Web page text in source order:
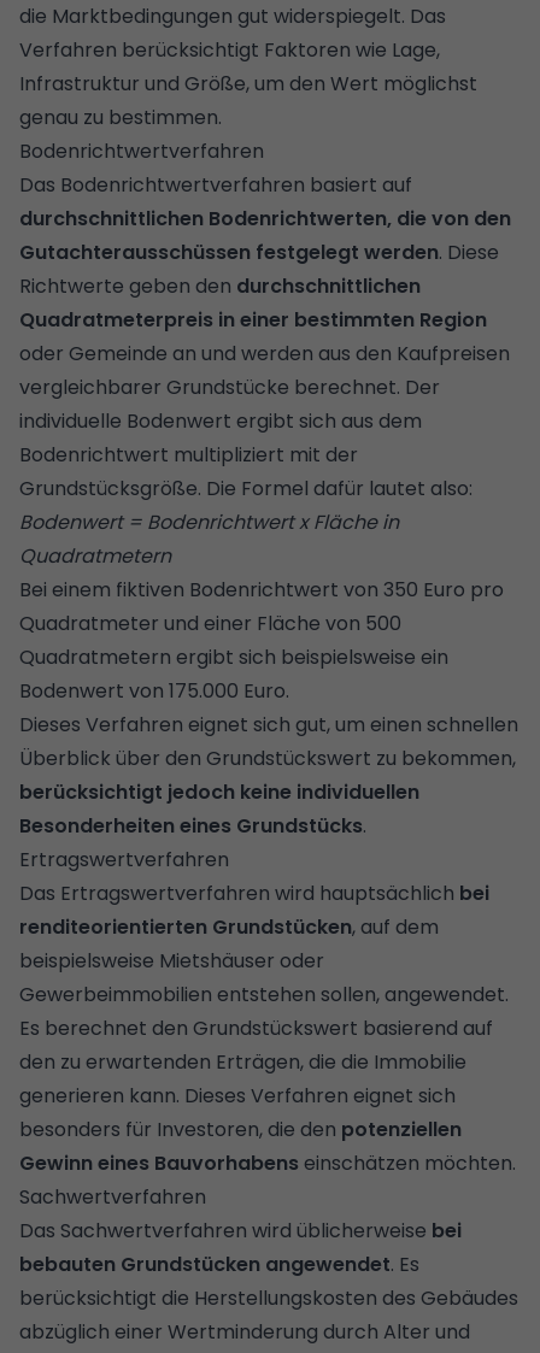
die Marktbedingungen gut widerspiegelt. Das
Verfahren berücksichtigt Faktoren wie Lage,
Infrastruktur und Größe, um den Wert möglichst
genau zu bestimmen.
Bodenrichtwertverfahren
Das Bodenrichtwertverfahren basiert auf
durchschnittlichen Bodenrichtwerten, die von den
Gutachterausschüssen festgelegt werden. Diese
Richtwerte geben den durchschnittlichen
Quadratmeterpreis in einer bestimmten Region
oder Gemeinde an und werden aus den Kaufpreisen
vergleichbarer Grundstücke berechnet. Der
individuelle Bodenwert ergibt sich aus dem
Bodenrichtwert multipliziert mit der
Grundstücksgröße. Die Formel dafür lautet also:
Bodenwert = Bodenrichtwert x Fläche in
Quadratmetern
Bei einem fiktiven Bodenrichtwert von 350 Euro pro
Quadratmeter und einer Fläche von 500
Quadratmetern ergibt sich beispielsweise ein
Bodenwert von 175.000 Euro.
Dieses Verfahren eignet sich gut, um einen schnellen
Überblick über den Grundstückswert zu bekommen,
berücksichtigt jedoch keine individuellen
Besonderheiten eines Grundstücks.
Ertragswertverfahren
Das Ertragswertverfahren wird hauptsächlich bei
renditeorientierten Grundstücken, auf dem
beispielsweise Mietshäuser oder
Gewerbeimmobilien entstehen sollen, angewendet.
Es berechnet den Grundstückswert basierend auf
den zu erwartenden Erträgen, die die Immobilie
generieren kann. Dieses Verfahren eignet sich
besonders für Investoren, die den potenziellen
Gewinn eines Bauvorhabens einschätzen möchten.
Sachwertverfahren
Das Sachwertverfahren wird üblicherweise bei
bebauten Grundstücken angewendet. Es
berücksichtigt die Herstellungskosten des Gebäudes
abzüglich einer Wertminderung durch Alter und